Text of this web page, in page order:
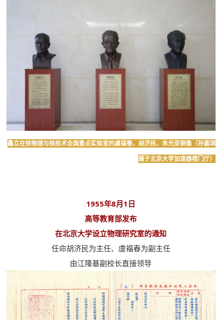
矗立在核物理与核技术全国重点实验室的虞福春、胡济民、朱光亚铜像（孙嘉琪
摄于北京大学加速器楼门厅）
1955年8月1日
高等教育部发布
在北京大学设立物理研究室的通知
任命胡济民为主任、虞福春为副主任
由江隆基副校长直接领导